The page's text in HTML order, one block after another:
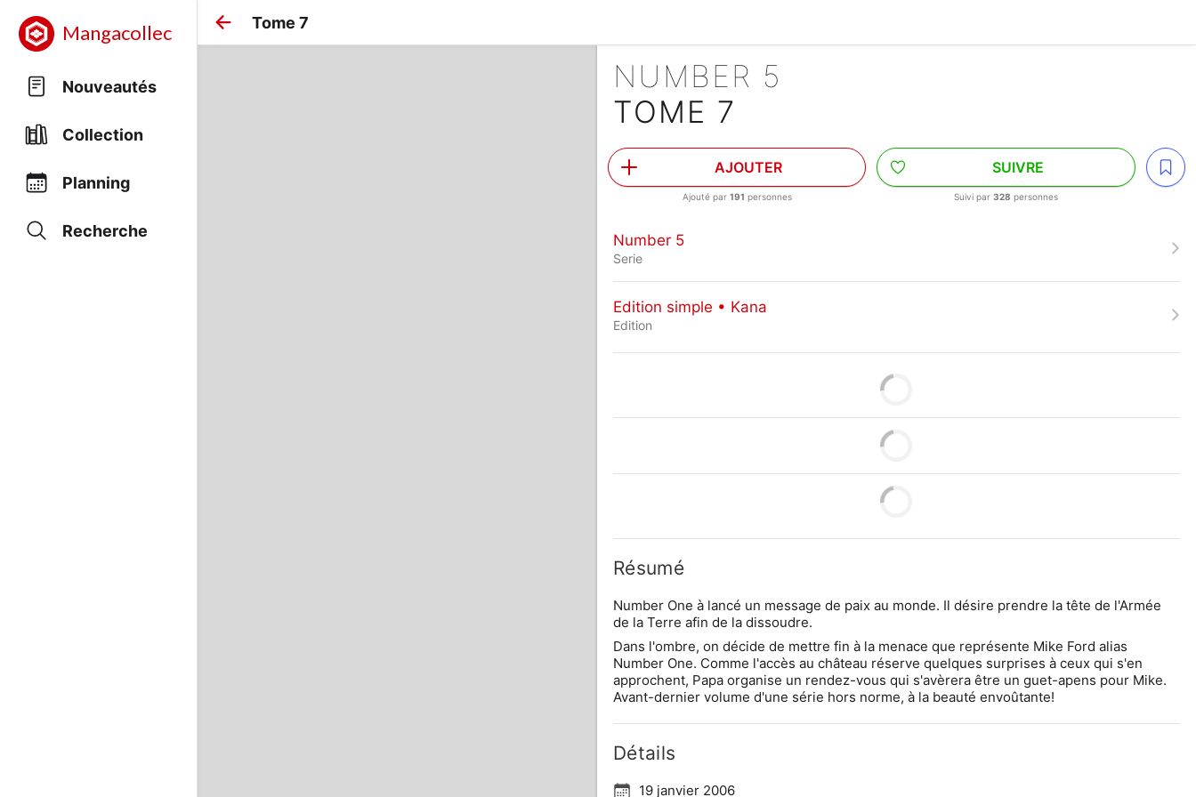
Mangacollec
Nouveautés
Collection
Planning
Recherche
Tome 7
NUMBER 5
TOME 7
AJOUTER
Ajouté par 191 personnes
SUIVRE
Suivi par328 personnes
Number 5
Serie
Edition simple • Kana
Edition
Résumé
Number One à lancé un message de paix au monde. Il désire prendre la tête de l'Armée
de la Terre afin de la dissoudre.
Dans l'ombre, on décide de mettre fin à la menace que représente Mike Ford alias
Number One. Comme l'accès au château réserve quelques surprises à ceux qui s'en
approchent, Papa organise un rendez-vous qui s'avèrera être un guet-apens pour Mike.
Avant-dernier volume d'une série hors norme, à la beauté envoûtante!
Détails
19 janvier 2006